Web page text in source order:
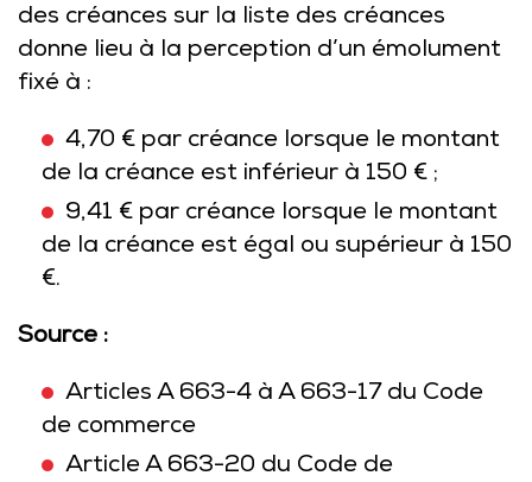
des créances sur la liste des créances
donne lieu à la perception d’un émolument
fixé à :
4,70 € par créance lorsque le montant
de la créance est inférieur à 150 € ;
9,41 € par créance lorsque le montant
de la créance est égal ou supérieur à 150
€.
Source :
Articles A 663-4 à A 663-17 du Code
de commerce
Article A 663-20 du Code de